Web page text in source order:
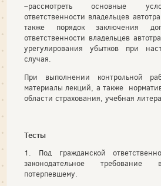
–рассмотреть основные
ответственности владельцев
также порядок заключения
ответственности владельцев
урегулирования убытков при
случая.
При выполнении контрольной
материалы лекций, а также
области страхования, учебная
Тесты
1. Под гражданской
законодательное требование
потерпевшему.